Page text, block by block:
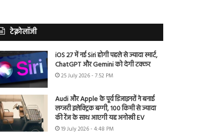
टेक्नोलॉजी
iOS 27 में नई Siri होगी पहले से ज्यादा स्मार्ट,
ChatGPT और Gemini को देगी टक्कर
25 July 2026 - 7:52 PM
Audi और Apple के पूर्व डिजाइनरों ने बनाई
लग्जरी इलेक्ट्रिक बग्गी, 100 किमी से ज्यादा
की रेंज के साथ आएगी यह अनोखी EV
19 July 2026 - 4:48 PM